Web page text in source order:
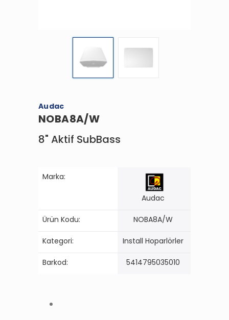
Audac
NOBA8A/W
8" Aktif SubBass
Marka:
Audac
Ürün Kodu: NOBA8A/W
Kategori: Install Hoparlörler
Barkod: 5414795035010